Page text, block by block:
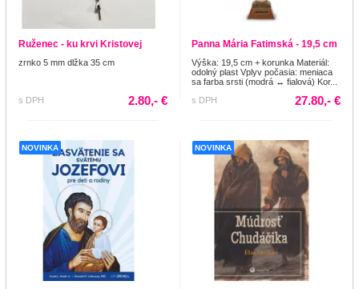
Ruženec - ku krvi Kristovej
zrnko 5 mm dlžka 35 cm
s DPH 2.80,- €
Panna Mária Fatimská - 19,5 cm
Výška: 19,5 cm + korunka Materiál:
odolný plast Vplyv počasia: meniaca
sa farba srsti (modrá ↔ fialová) Kor...
s DPH
27.80,- €
NOVINKA NOVINKA